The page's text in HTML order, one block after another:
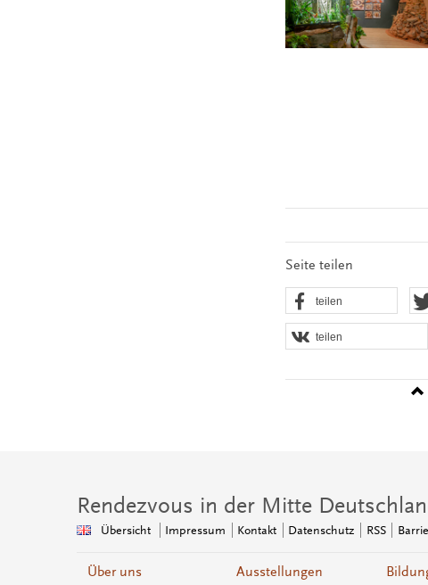
Seite teilen
teilen
teilen
Rendezvous in der Mitte
Übersicht Impressum Kontakt Datenschutz RSS
Über uns Ausstellungen